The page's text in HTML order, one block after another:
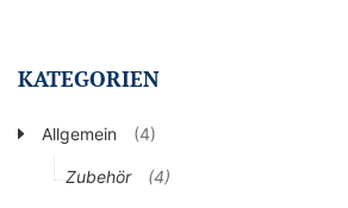
KATEGORIEN
Allgemein (4)
Zubehör (4)